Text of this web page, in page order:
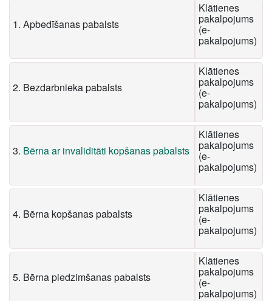
1. Apbedīšanas pabalsts
Klātienes
pakalpojums
(e-
pakalpojums)
2. Bezdarbnieka pabalsts
Klātienes
pakalpojums
(e-
pakalpojums)
3. Bērna ar invaliditāti kopšanas pabalsts
Klātienes
pakalpojums
(e-
pakalpojums)
4. Bērna kopšanas pabalsts
Klātienes
pakalpojums
(e-
pakalpojums)
5. Bērna piedzimšanas pabalsts
Klātienes
pakalpojums
(e-
pakalpojums)